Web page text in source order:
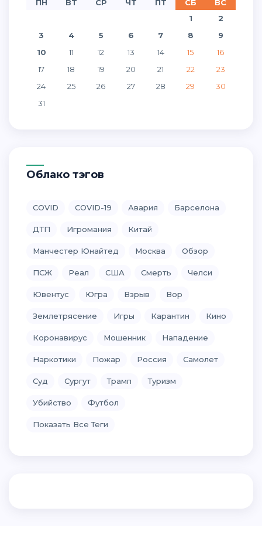
ПН ВТ СР ЧТ ПТ СБ
ВС
1
2
3
4 5 6 7 8
9
10
11 12 13 14 15
16
17
18 19 20 21 22
23
24
25 26 27 28 29
30
31
Облако тэгов
COVID COVID-19 Авария Барселона
ДТП Игромания Китай
Манчестер Юнайтед Москва Обзор
ПСЖ Реал США Смерть Челси
Ювентус Югра Взрыв Вор
Землетрясение Игры Карантин Кино
Коронавирус Мошенник Нападение
Наркотики Пожар Россия Самолет
Суд Сургут Трамп Туризм
Убийство Футбол
Показать Все Теги